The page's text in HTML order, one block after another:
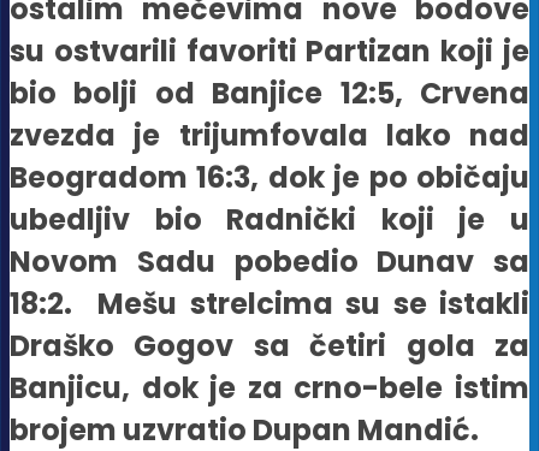
ostalim mečevima nove bodove
su ostvarili favoriti Partizan koji je
bio bolji od Banjice 12:5, Crvena
zvezda je trijumfovala lako nad
Beogradom 16:3, dok je po običaju
ubedljiv bio Radnički koji je u
Novom Sadu pobedio Dunav sa
18:2. Mešu strelcima su se istakli
Draško Gogov sa četiri gola za
Banjicu, dok je za crno-bele istim
brojem uzvratio Dupan Mandić.